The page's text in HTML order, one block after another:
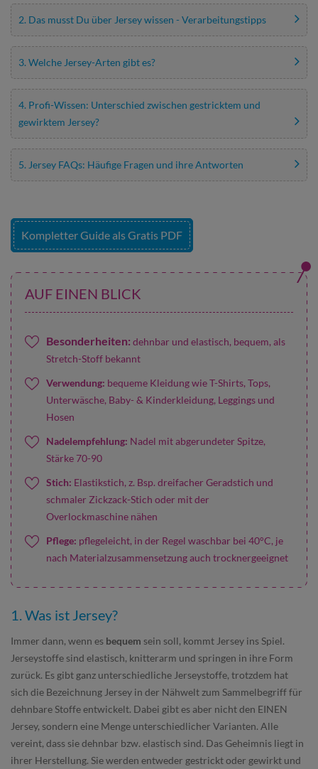
2. Das musst Du über Jersey wissen - Verarbeitungstipps
3. Welche Jersey-Arten gibt es?
4. Profi-Wissen: Unterschied zwischen gestricktem und
gewirktem Jersey?
5. Jersey FAQs: Häufige Fragen und ihre Antworten
Kompletter Guide als Gratis PDF
AUF EINEN BLICK
Besonderheiten: dehnbar und elastisch, bequem, als
Stretch-Stoff bekannt
Verwendung: bequeme Kleidung wie T-Shirts, Tops,
Unterwäsche, Baby- & Kinderkleidung, Leggings und
Hosen
Nadelempfehlung: Nadel mit abgerundeter Spitze,
Stärke 70-90
Stich: Elastikstich, z. Bsp. dreifacher Geradstich und
schmaler Zickzack-Stich oder mit der
Overlockmaschine nähen
Pflege: pflegeleicht, in der Regel waschbar bei 40°C, je
nach Materialzusammensetzung auch trocknergeeignet
1. Was ist Jersey?
Immer dann, wenn es bequem sein soll, kommt Jersey ins Spiel.
Jerseystoffe sind elastisch, knitterarm und springen in ihre Form
zurück. Es gibt ganz unterschiedliche Jerseystoffe, trotzdem hat
sich die Bezeichnung Jersey in der Nähwelt zum Sammelbegriff für
dehnbare Stoffe entwickelt. Dabei gibt es aber nicht den EINEN
Jersey, sondern eine Menge unterschiedlicher Varianten. Alle
vereint, dass sie dehnbar bzw. elastisch sind. Das Geheimnis liegt in
ihrer Herstellung. Sie werden entweder gestrickt oder gewirkt und